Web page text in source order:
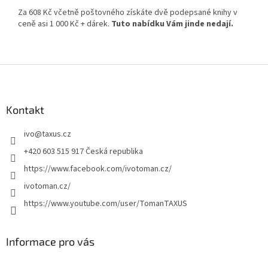
Za 608 Kč včetně poštovného získáte dvě podepsané knihy v
ceně asi 1 000 Kč + dárek. Tuto nabídku Vám jinde nedají.
Kontakt
ivo@taxus.cz
+420 603 515 917 Česká republika
https://www.facebook.com/ivotoman.cz/
ivotoman.cz/
https://www.youtube.com/user/TomanTAXUS
Informace pro vás